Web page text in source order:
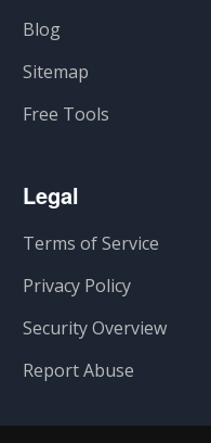
Blog
Sitemap
Free Tools
Legal
Terms of Service
Privacy Policy
Security Overview
Report Abuse